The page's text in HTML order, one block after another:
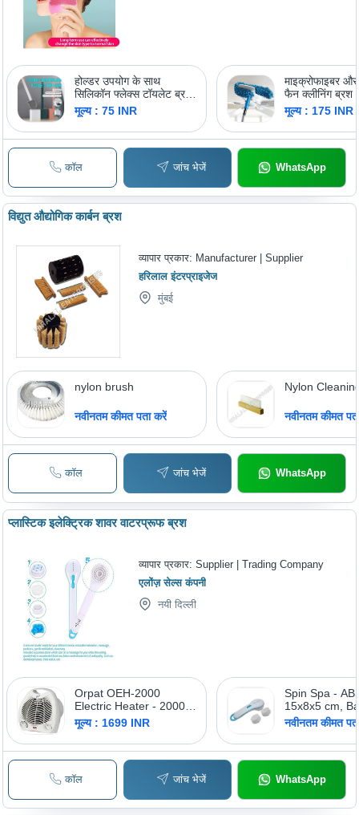
होल्डर उपयोग के साथ
सिलिकॉन फ्लेक्स टॉयलेट ब्रश:
बाथरूम
मूल्य : 75 INR
माइक्रोफाइबर
फैन क्लीनिंग ब्रश
मूल्य : 175 INR
कॉल जांच भेजें WhatsApp
विद्युत औद्योगिक कार्बन ब्रश
व्यापार प्रकार: Manufacturer | Supplier
हरिलाल इंटरप्राइजेज
मुंबई
nylon brush
नवीनतम कीमत पता करें
Nylon
नवीनतम कीमत
कॉल जांच भेजें WhatsApp
प्लास्टिक इलेक्ट्रिक शावर वाटरप्रूफ ब्रश
व्यापार प्रकार:Supplier | Trading Company
एलोंज़ सेल्स कंपनी
नयी दिल्ली
Orpat OEH-2000
Electric Heater - 2000
Watt, White Color With
Cord Winder &
Overheat Protection
मूल्य : 1699 INR
Spin Spa -
15x8x5 cm,
Operated |
Cleansing,
Exfoliation,
नवीनतम कीमत
कॉल जांच भेजें WhatsApp